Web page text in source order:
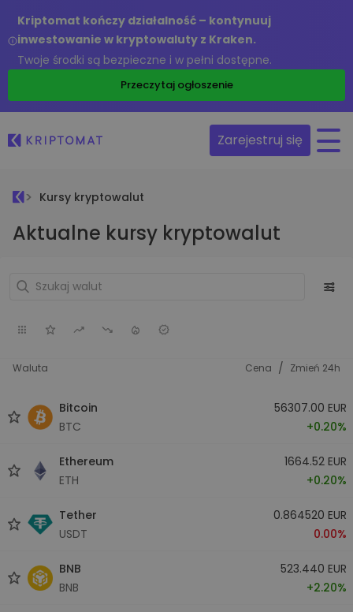
Kriptomat kończy działalność – kontynuuj
inwestowanie w kryptowaluty z Kraken.
Twoje środki są bezpieczne i w pełni dostępne.
Przeczytaj ogłoszenie
Zarejestruj się
Kursy kryptowalut
Aktualne kursy kryptowalut
Waluta Cena / Zmień 24h
Bitcoin
BTC
56307.00 EUR
+0.20%
Ethereum
ETH
1664.52 EUR
+0.20%
Tether
USDT
0.864520 EUR
0.00%
BNB
BNB
523.440 EUR
+2.20%